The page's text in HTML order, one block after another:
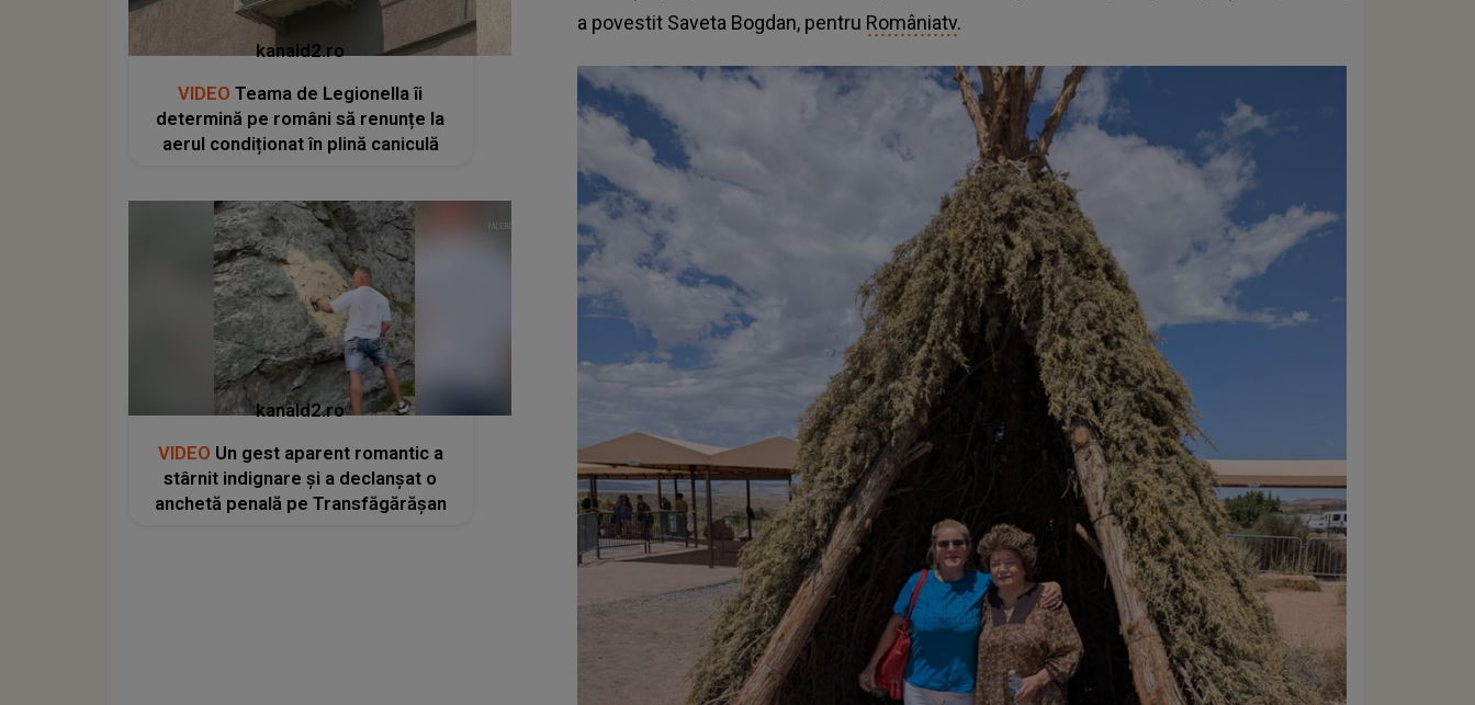
a povestit Saveta Bogdan, pentru Româniatv.
kanald2.ro
VIDEO Teama de Legionella îi
determină pe români să renunțe la
aerul condiționat în plină caniculă
kanald2.ro
VIDEO Un gest aparent romantic a
stârnit indignare și a declanșat o
anchetă penală pe Transfăgărășan